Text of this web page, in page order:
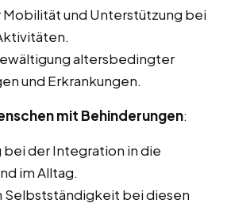
Mobilität und Unterstützung bei
altersbedingter
und Erkrankungen.
mit Behinderungen:
der Integration in die
im Alltag.
Selbstständigkeit bei diesen